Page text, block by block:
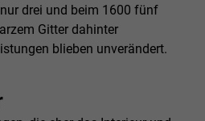
drei und beim 1600 fünf
Gitter dahinter
blieben unverändert.